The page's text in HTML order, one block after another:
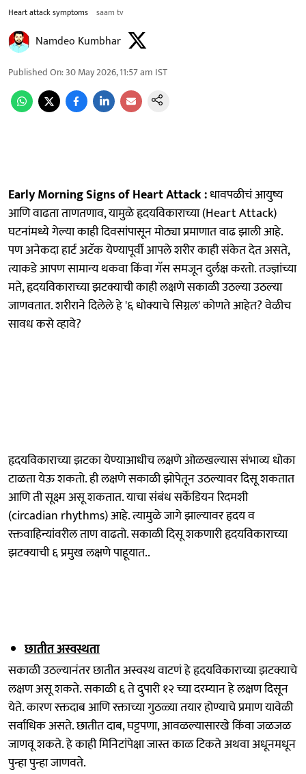
Heart attack symptoms saam tv
Namdeo Kumbhar
Published On:30 May 2026, 11:57 am IST
Early Morning Signs of Heart Attack :धावपळीचं आयुष्य
आणि वाढता ताणतणाव, यामुळे हृदयविकाराच्या (Heart Attack)
घटनांमध्ये गेल्या काही दिवसांपासून मोठ्या प्रमाणात वाढ झाली आहे.
पण अनेकदा हार्ट अटॅक येण्यापूर्वी आपले शरीर काही संकेत देत असते,
त्याकडे आपण सामान्य थकवा किंवा गॅस समजून दुर्लक्ष करतो. तज्ज्ञांच्या
मते, हृदयविकाराच्या झटक्याची काही लक्षणे सकाळी उठल्या उठल्या
जाणवतात. शरीराने दिलेले हे '६ धोक्याचे सिग्नल' कोणते आहेत? वेळीच
सावध कसे व्हावे?
हृदयविकाराच्या झटका येण्याआधीच लक्षणे ओळखल्यास संभाव्य धोका
टाळता येऊ शकतो. ही लक्षणे सकाळी झोपेतून उठल्यावर दिसू शकतात
आणि ती सूक्ष्म असू शकतात. याचा संबंध सर्केडियन रिदमशी
(circadian rhythms) आहे. त्यामुळे जागे झाल्यावर हृदय व
रक्तवाहिन्यांवरील ताण वाढतो. सकाळी दिसू शकणारी हृदयविकाराच्या
झटक्याची ६ प्रमुख लक्षणे पाहूयात..
छातीत अस्वस्थता
सकाळी उठल्यानंतर छातीत अस्वस्थ वाटणं हे हृदयविकाराच्या झटक्याचे
लक्षण असू शकते. सकाळी ६ ते दुपारी १२ च्या दरम्यान हे लक्षण दिसून
येते. कारण रक्तदाब आणि रक्ताच्या गुठळ्या तयार होण्याचे प्रमाण यावेळी
सर्वाधिक असते. छातीत दाब, घट्टपणा, आवळल्यासारखे किंवा जळजळ
जाणवू शकते. हे काही मिनिटांपेक्षा जास्त काळ टिकते अथवा अधूनमधून
पुन्हा पुन्हा जाणवते.